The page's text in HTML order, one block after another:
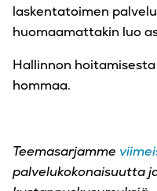
laskentatoimen
huomaamattakin luo
Hallinnon
hommaa.
Teemasarjamme
palvelukokonaisuutta